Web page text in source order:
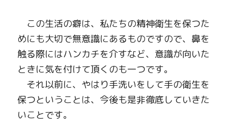
この生活の癖は、私たちの精神衛生を保つた
めにも大切で無意識にあるものですので、鼻を
触る際にはハンカチを介すなど、意識が向いた
ときに気を付けて頂くのも一つです。
それ以前に、やはり手洗いをして手の衛生を
保つということは、今後も是非徹底していきた
いことです。